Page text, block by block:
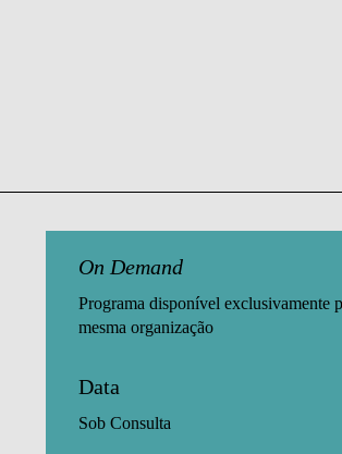
On Demand
Programa disponível exclusivamente
mesma organização​
Data
Sob Consulta